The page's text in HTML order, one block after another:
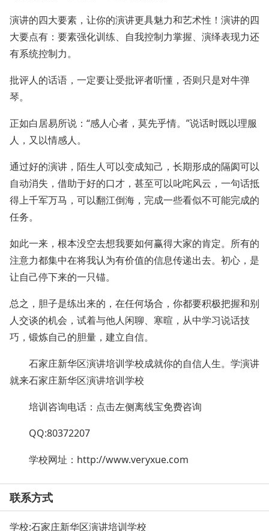
演讲的四大要素，让你的演讲更具魅力和艺术性！演讲的四
大要点有：要素强化训练、自我控制力掌握、演绎表现力还
有系统控制力。
批评人的话语，一定要让受批评者听懂，否则只是对牛弹
琴。
正如白居易所说：“感人心者，莫先乎情。”说话时既以理服
人，又以情感人。
通过好的演讲，陌生人可以变成知己，长期形成的隔阂可以
自动消失，借助于好的口才，甚至可以叱咤风云，一句话抵
得上千军万马，可以翻江倒海，完成一些看似不可能完成的
任务。
如此一来，根本没空去想我要如何赢得大家的肯定。所有的
注意力都集中在将我认为有价值的信息传递出去。初心，是
让自己停下来的一只锚。
总之，胆子是练出来的，在任何场合，你都要积极把握和别
人交谈的机会，试着与他人闲聊、寒暄，从中学习说话技
巧，锻炼自己的胆量，建立自信。
石家庄新华区演讲培训学校成就你的自信人生。学演讲
就来石家庄新华区演讲培训学校
培训咨询电话：点击左侧离线宝免费咨询
QQ:80372207
学校网址： http://www.veryxue.com
联系方式
学校:石家庄新华区演讲培训学校